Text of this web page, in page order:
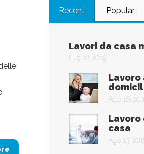
Recent Popular
Lavori da casa
Lug 22, 2019
Lavoro
Ago 16,
Lavoro
casa
Ago 13,